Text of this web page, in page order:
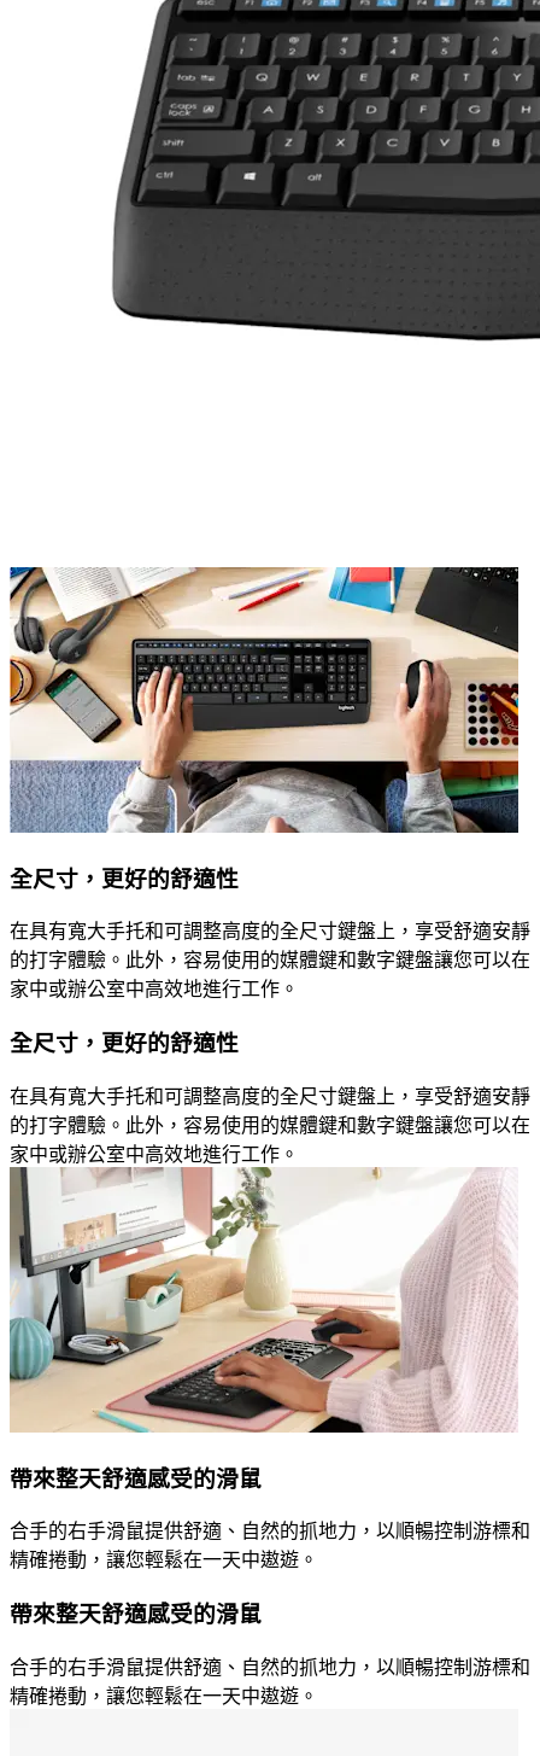
全尺寸，更好的舒適性
在具有寬大手托和可調整高度的全尺寸鍵盤上，享受舒適安靜
的打字體驗。此外，容易使用的媒體鍵和數字鍵盤讓您可以在
家中或辦公室中高效地進行工作。
全尺寸，更好的舒適性
在具有寬大手托和可調整高度的全尺寸鍵盤上，享受舒適安靜
的打字體驗。此外，容易使用的媒體鍵和數字鍵盤讓您可以在
家中或辦公室中高效地進行工作。
帶來整天舒適感受的滑鼠
合手的右手滑鼠提供舒適、自然的抓地力，以順暢控制游標和
精確捲動，讓您輕鬆在一天中遨遊。
帶來整天舒適感受的滑鼠
合手的右手滑鼠提供舒適、自然的抓地力，以順暢控制游標和
精確捲動，讓您輕鬆在一天中遨遊。